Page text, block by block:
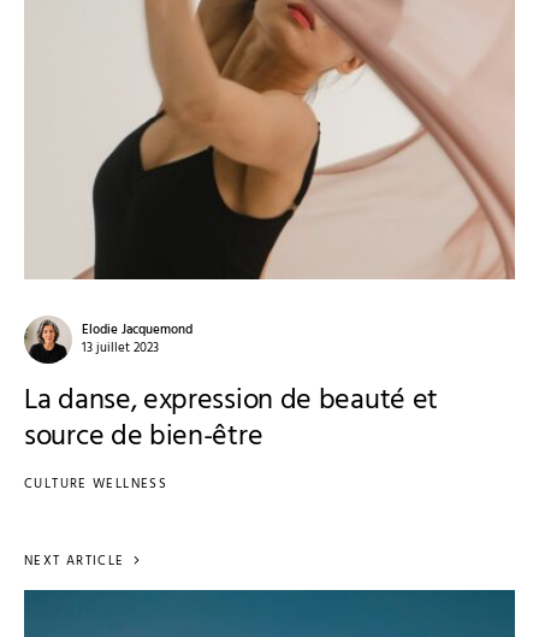
Elodie Jacquemond
13 juillet 2023
La danse, expression de beauté et
source de bien-être
CULTURE WELLNESS
NEXT ARTICLE